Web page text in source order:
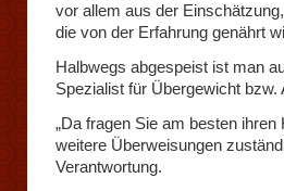
vor allem aus der
die von der Erfahrung genährt
Halbwegs abgespeist ist man
Spezialist für Übergewicht bzw.
„Da fragen Sie am besten
weitere Überweisungen
Verantwortung.